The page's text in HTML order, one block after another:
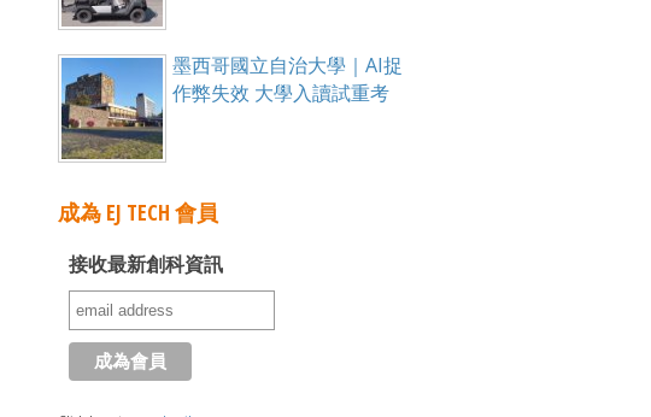
墨西哥國立自治大學｜AI捉
作弊失效 大學入讀試重考
成為 EJ TECH 會員
接收最新創科資訊